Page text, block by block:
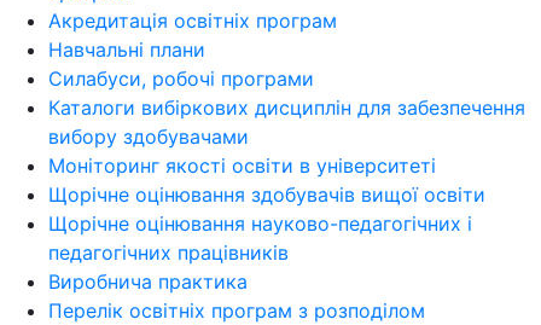
Акредитація освітніх програм
Навчальні плани
Силабуси, робочі програми
Каталоги вибіркових дисциплін для забезпечення
вибору здобувачами
Моніторинг якості освіти в університеті
Щорічне оцінювання здобувачів вищої освіти
Щорічне оцінювання науково-педагогічних і
педагогічних працівників
Виробнича практика
Перелік освітніх програм з розподілoм